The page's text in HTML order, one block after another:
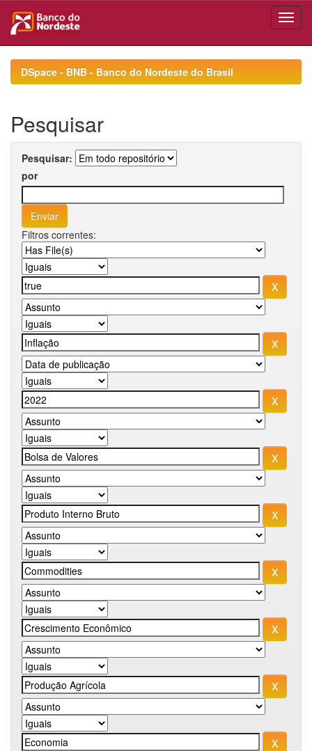
navigationDSpace - BNB - Banco do Nordeste do Brasil
Pesquisar
Pesquisar:
por
Filtros correntes: